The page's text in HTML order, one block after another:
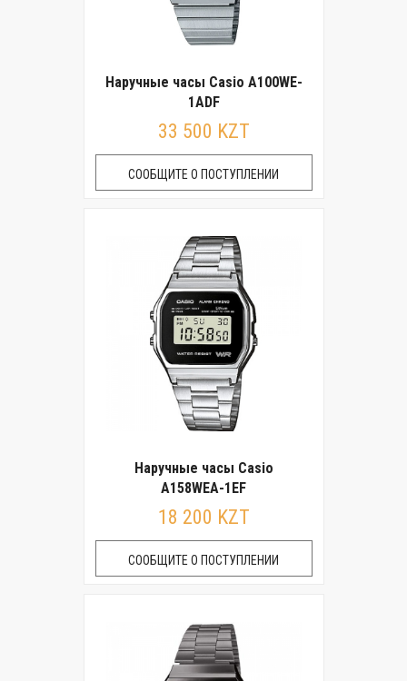
Наручные часы Casio A100WE-
1ADF
33 500 KZT
СООБЩИТЕ О ПОСТУПЛЕНИИ
Наручные часы Casio
A158WEA-1EF
18 200 KZT
СООБЩИТЕ О ПОСТУПЛЕНИИ